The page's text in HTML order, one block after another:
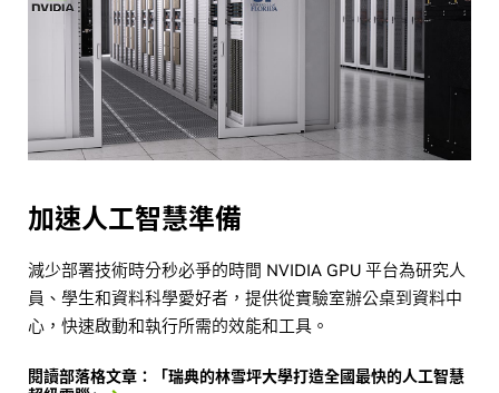
加速人工智慧準備
減少部署技術時分秒必爭的時間 NVIDIA GPU 平台為研究人
員、學生和資料科學愛好者，提供從實驗室辦公桌到資料中
心，快速啟動和執行所需的效能和工具。
閱讀部落格文章：「瑞典的林雪坪大學打造全國最快的人工智慧